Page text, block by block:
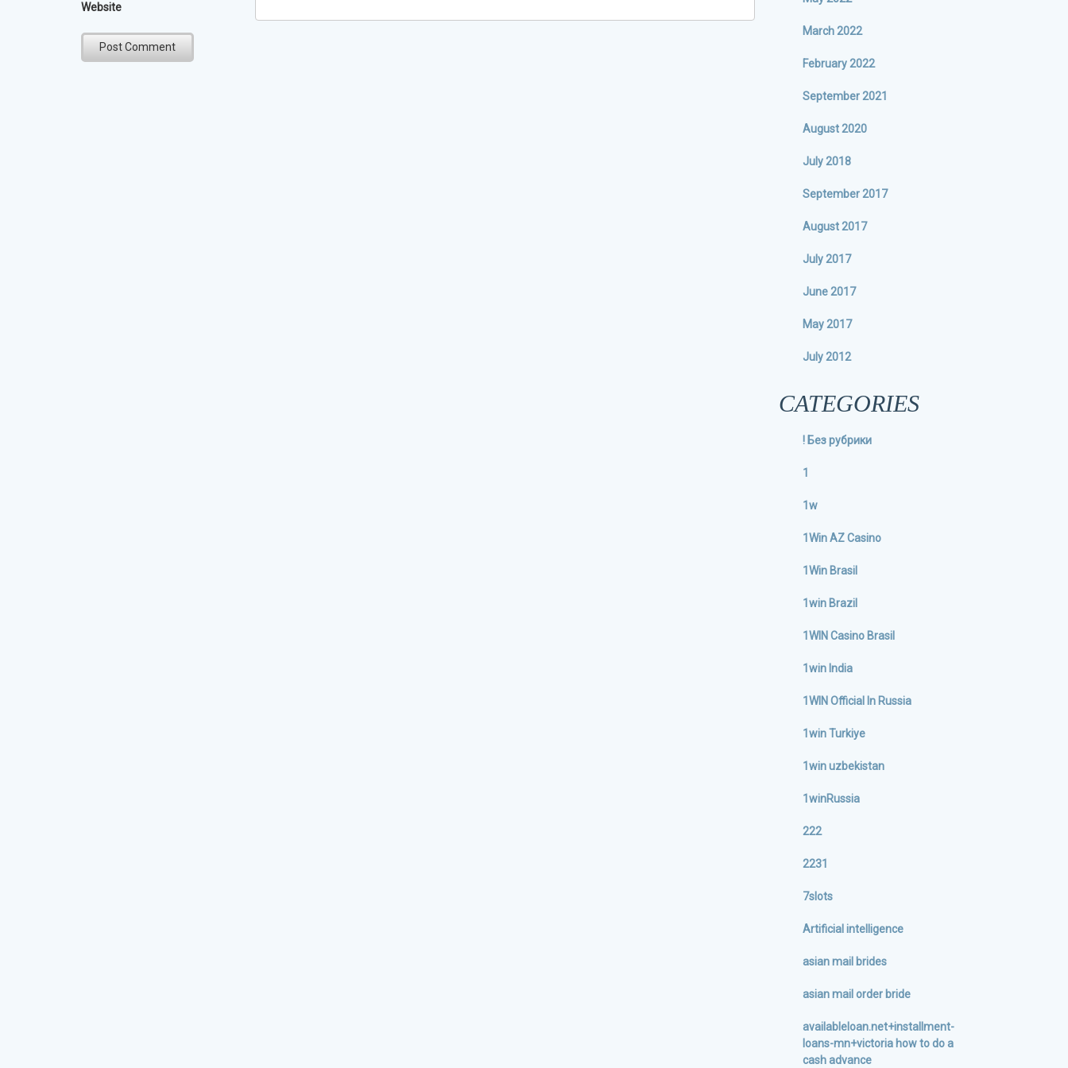
Website
March 2022
February 2022
September 2021
August 2020
July 2018
September 2017
August 2017
July 2017
June 2017
May 2017
July 2012
CATEGORIES
! Без рубрики
1
1w
1Win AZ Casino
1Win Brasil
1win Brazil
1WIN Casino Brasil
1win India
1WIN Official In Russia
1win Turkiye
1win uzbekistan
1winRussia
222
2231
7slots
Artificial intelligence
asian mail brides
asian mail order bride
availableloan.net+installment-
loans-mn+victoria how to do a
cash advance